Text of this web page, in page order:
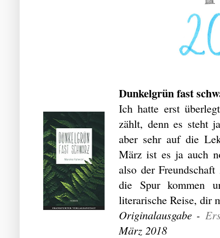
Dunkelgrün fast
Ich hatte erst
zählt, denn es steht
aber sehr auf die
März ist es ja auch
also der
die Spur kommen
literarische Reise, dir
Originalausgabe -
März 2018